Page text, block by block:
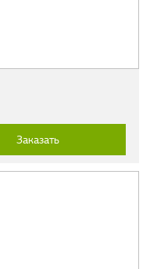
Заказать